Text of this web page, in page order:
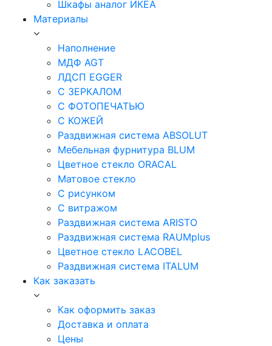
Шкафы аналог ИКЕА
Материалы
Наполнение
МДФ AGT
ЛДСП EGGER
С ЗЕРКАЛОМ
С ФОТОПЕЧАТЬЮ
С КОЖЕЙ
Раздвижная система ABSOLUT
Мебельная фурнитура BLUM
Цветное стекло ORACAL
Матовое стекло
C рисунком
C витражом
Раздвижная система ARISTO
Раздвижная система RAUMplus
Цветное стекло LACOBEL
Раздвижная система ITALUM
Как заказать
Как оформить заказ
Доставка и оплата
Цены